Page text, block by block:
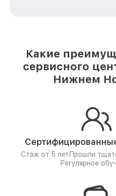
Какие
сервисного
Нижнем
Стаж от 5 лет Прошли
Регулярное